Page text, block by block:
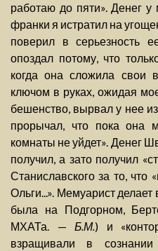
работаю до пяти». Денег
франки я истратил на
поверил в серьезность
опоздал потому, что
когда она сложила свои
ключом в руках, ожидая
бешенство, вырвал у нее
прорычал, что пока она
комнаты не уйдет». Денег
получил, а зато получил
Станиславского за то, что
Ольги...». Мемуарист
была на Подгорном,
МХАТа. —Б.М.) и
взращивали в сознании